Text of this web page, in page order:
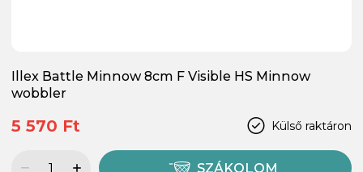
Illex Battle Minnow 8cm F Visible HS Minnow
wobbler
Külső raktáron
5 570 Ft
SZÁKOLOM